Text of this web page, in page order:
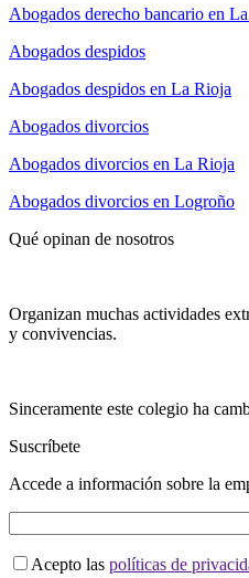
Abogados derecho bancario en
Abogados despidos
Abogados despidos en La Rioja
Abogados divorcios
Abogados divorcios en La Rioja
Abogados divorcios en Logroño
Qué opinan de nosotros
Organizan muchas actividades
y convivencias.
Sinceramente este colegio ha
Suscríbete
Accede a información sobre la
Acepto las políticas de